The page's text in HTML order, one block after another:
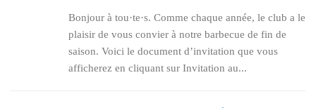
Bonjour à tou·te·s. Comme chaque année, le club a le
plaisir de vous convier à notre barbecue de fin de
saison. Voici le document d’invitation que vous
afficherez en cliquant sur Invitation au...